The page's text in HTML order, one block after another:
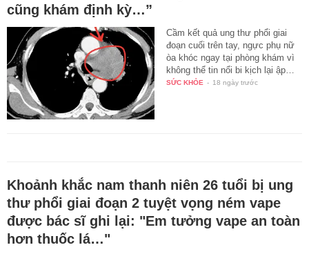
cũng khám định kỳ…”
Cầm kết quả ung thư phổi giai
đoạn cuối trên tay, ngực phụ nữ
òa khóc ngay tại phòng khám vì
không thể tin nổi bi kịch lại ập…
SỨC KHỎE - 18 ngày trước
Khoảnh khắc nam thanh niên 26 tuổi bị ung
thư phổi giai đoạn 2 tuyệt vọng ném vape
được bác sĩ ghi lại: "Em tưởng vape an toàn
hơn thuốc lá…"